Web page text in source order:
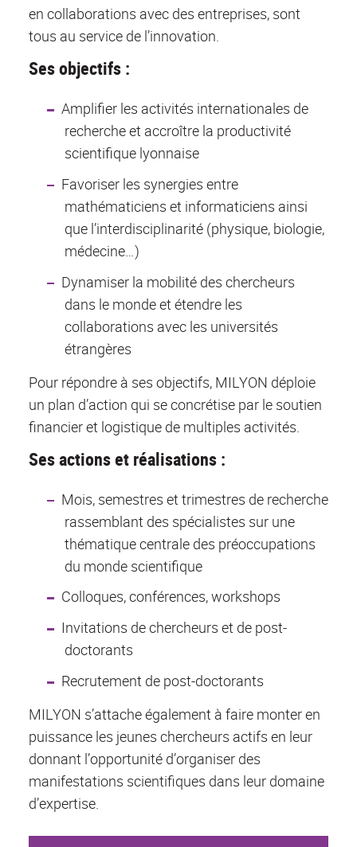
en collaborations avec des entreprises, sont
tous au service de l’innovation.
Ses objectifs :
Amplifier les activités internationales de
recherche et accroître la productivité
scientifique lyonnaise
Favoriser les synergies entre
mathématiciens et informaticiens ainsi
que l’interdisciplinarité (physique, biologie,
médecine…)
Dynamiser la mobilité des chercheurs
dans le monde et étendre les
collaborations avec les universités
étrangères
Pour répondre à ses objectifs, MILYON déploie
un plan d’action qui se concrétise par le soutien
financier et logistique de multiples activités.
Ses actions et réalisations :
Mois, semestres et trimestres de recherche
rassemblant des spécialistes sur une
thématique centrale des préoccupations
du monde scientifique
Colloques, conférences, workshops
Invitations de chercheurs et de post-
doctorants
Recrutement de post-doctorants
MILYON s’attache également à faire monter en
puissance les jeunes chercheurs actifs en leur
donnant l’opportunité d’organiser des
manifestations scientifiques dans leur domaine
d’expertise.